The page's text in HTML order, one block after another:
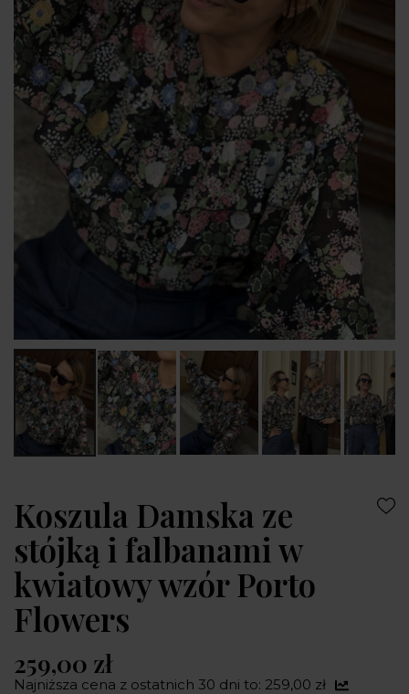
Koszula Damska ze
stójką i falbanami w
kwiatowy wzór Porto
Flowers
259,00 zł
Najniższa cena z ostatnich 30 dni to: 259,00 zł